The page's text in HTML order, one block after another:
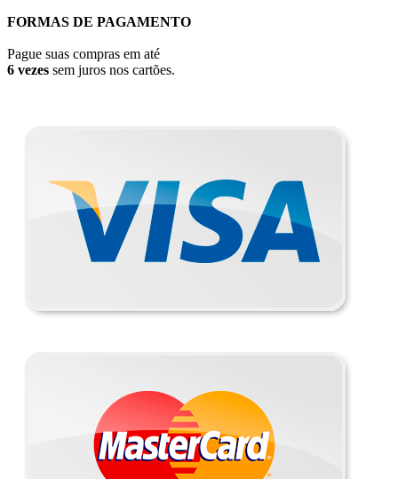
FORMAS DE PAGAMENTO
Pague suas compras em até
6 vezes sem juros nos cartões.